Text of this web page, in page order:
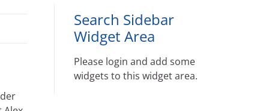
Search Sidebar
Widget Area
Please login and add some
widgets to this widget area.